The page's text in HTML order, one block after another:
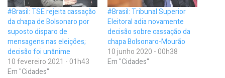
#Brasil: TSE rejeita cassação
da chapa de Bolsonaro por
suposto disparo de
mensagens nas eleições;
decisão foi unânime
10 fevereiro 2021 - 01h43
Em "Cidades"
#Brasil: Tribunal Superior
Eleitoral adia novamente
decisão sobre cassação da
chapa Bolsonaro-Mourão
10 junho 2020 - 00h38
Em "Cidades"